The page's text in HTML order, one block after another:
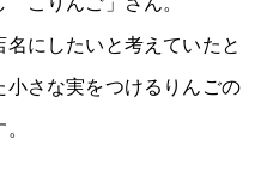
にしたいと考えていたと
さな実をつけるりんごの